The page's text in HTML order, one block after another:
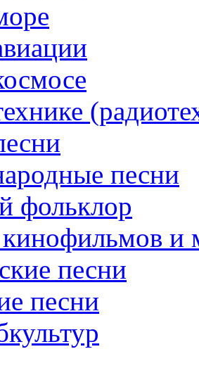
песни
фольклор
и
песни
песни